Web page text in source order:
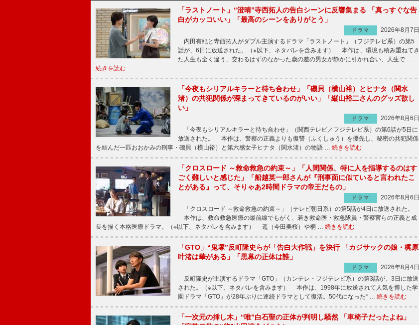
「ラストノート」“澄晴”寺西拓人の告白シーンに反響集まる 「真っすぐな告
白がカッコいい」「最高のシーンをありがとう」
ドラマ
2026年8月7日
内田有紀と寺西拓人がダブル主演するドラマ「ラストノート」（フジテレビ系）の第5
話が、6日に放送された。（※以下、ネタバレを含みます） 本作は、環境も積み重ねてき
た人生も全く違う、交わるはずのなかった歳の差の男女が静かに引かれ合い、人生で …
続きを読む
「今夜もシリアルキラーと待ち合わせ」「磯貝（横山裕）とヒナタ（関水
渚）の共犯関係が深まってきているのがいい」「縦山裕二さんのグッズ欲し
い」
ドラマ
2026年8月6日
「今夜もシリアルキラーと待ち合わせ」（関西テレビ／フジテレビ系）の第6話が5日に
放送された。 本作は、警察の正義よりも復讐（ふくしゅう）を優先し、秘密の共犯関係
を結んだ一匹おおかみの刑事・磯貝（横山裕）と第六感女子ヒナタ（関水渚）の物語 … 続きを読む
「クロスロード ～救命救急の約束～」「人間関係、特に人を指導するのはす
ごく難しいと感じた」「船越英一郎さんが『刑事面に似ていると言われたこ
とがある』って、そりゃあ2時間ドラマの帝王だもの」
ドラマ
2026年8月6日
「クロスロード ～救命救急の約束～」（テレビ朝日系）の第5話が4日に放送された。
本作は、救命救急医療の最前線でもがく、若き救命医・救急隊員・警察官らの正義と成
長を描く本格医療ドラマ。（※以下、ネタバレを含みます） 遥（今田美桜）や桐 … 続きを読む
「GTO」“鬼塚”反町隆史らが「告白大作戦」を決行 「カジサックの娘・梶原
叶渚は華がある」「黒幕の正体は誰」
ドラマ
2026年8月4日
反町隆史が主演するドラマ「GTO」（カンテレ・フジテレビ系）の第3話が、3日に放送
された。（※以下、ネタバレを含みます） 本作は、1998年に放送されて人気を博した学
園ドラマ「GTO」が28年ぶりに連続ドラマとして復活。50代になった“ … 続きを読む
「一次元の挿し木」“唯”白石聖の正体が判明し騒然 「車椅子だったよね」